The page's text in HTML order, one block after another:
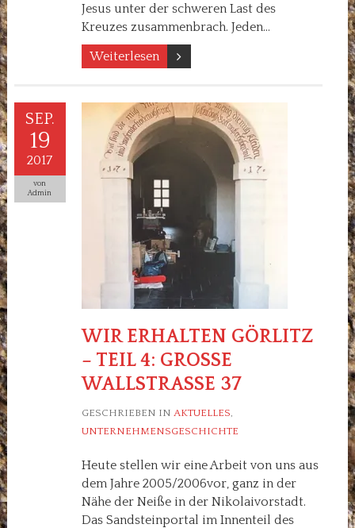
Jesus unter der schweren Last des
Kreuzes zusammenbrach. Jeden…
Weiterlesen
SEP.
19
2017
von
Admin
WIR ERHALTEN GÖRLITZ
– TEIL 4: GROSSE W
ALLSTRASSE 37
GESCHRIEBEN IN AKTUELLES,
UNTERNEHMENSGESCHICHTE
Heute stellen wir eine Arbeit von uns aus
dem Jahre 2005/2006vor, ganz in der
Nähe der Neiße in der Nikolaivorstadt.
Das Sandsteinportal im Innenteil des